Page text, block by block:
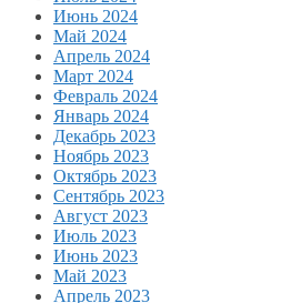
Июнь 2024
Май 2024
Апрель 2024
Март 2024
Февраль 2024
Январь 2024
Декабрь 2023
Ноябрь 2023
Октябрь 2023
Сентябрь 2023
Август 2023
Июль 2023
Июнь 2023
Май 2023
Апрель 2023